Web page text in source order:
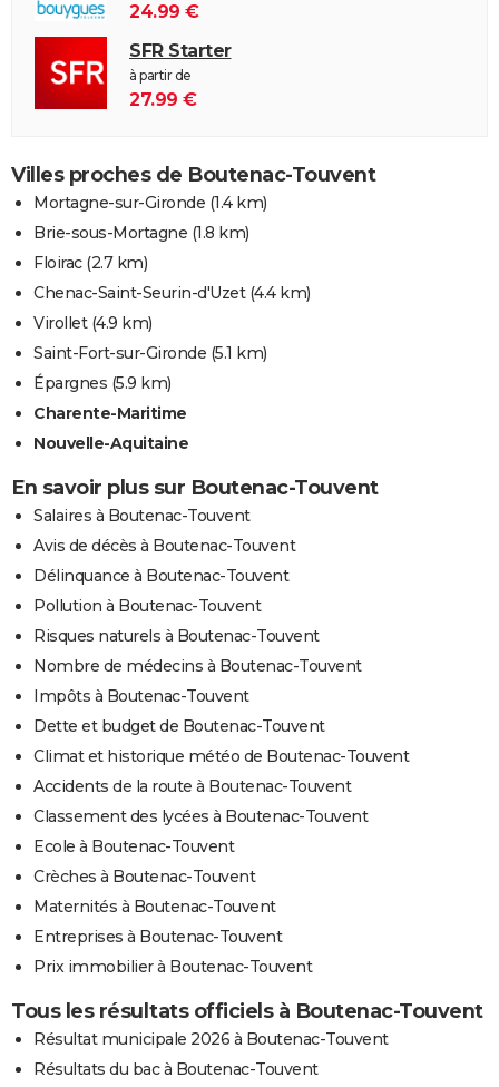
24.99 €
SFR Starter
à partir de
27.99 €
Villes proches de Boutenac-Touvent
Mortagne-sur-Gironde (1.4 km)
Brie-sous-Mortagne (1.8 km)
Floirac(2.7 km)
Chenac-Saint-Seurin-d'Uzet(4.4 km)
Virollet(4.9 km)
Saint-Fort-sur-Gironde (5.1 km)
Épargnes (5.9 km)
Charente-Maritime
Nouvelle-Aquitaine
En savoir plus sur Boutenac-Touvent
Salaires à Boutenac-Touvent
Avis de décès à Boutenac-Touvent
Délinquance à Boutenac-Touvent
Pollution à Boutenac-Touvent
Risques naturels à Boutenac-Touvent
Nombre de médecins à Boutenac-Touvent
Impôts à Boutenac-Touvent
Dette et budget de Boutenac-Touvent
Climat et historique météo de Boutenac-Touvent
Accidents de la route à Boutenac-Touvent
Classement des lycées à Boutenac-Touvent
Ecole à Boutenac-Touvent
Crèches à Boutenac-Touvent
Maternités à Boutenac-Touvent
Entreprises à Boutenac-Touvent
Prix immobilier à Boutenac-Touvent
Tous les résultats officiels à Boutenac-Touvent
Résultat municipale 2026 à Boutenac-Touvent
Résultats du bac à Boutenac-Touvent